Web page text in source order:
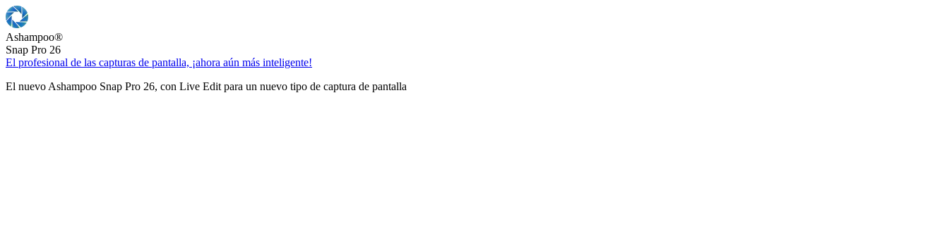
Ashampoo®
Snap Pro 26
El profesional de las capturas de pantalla, ¡ahora aún más inteligente!
El nuevo Ashampoo Snap Pro 26, con Live Edit para un nuevo tipo de captura de pantalla